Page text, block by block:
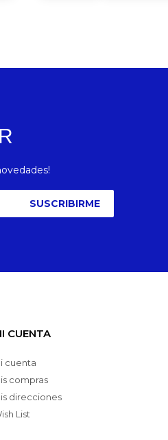
CUENTA
cuenta
compras
direcciones
List
SUSCRIBIRME